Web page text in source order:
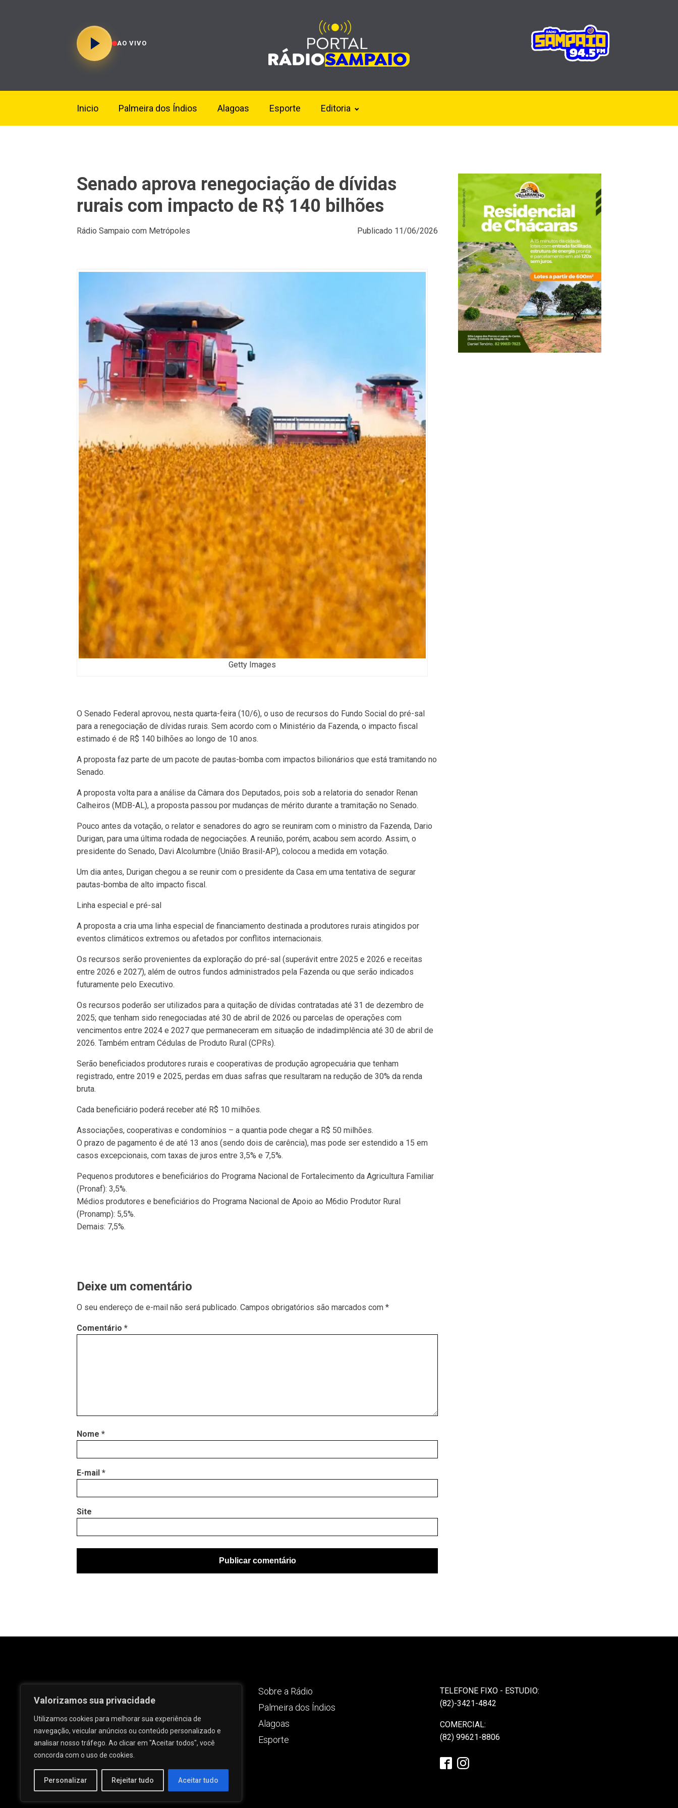
Valorizamos sua privacidade
Utilizamos cookies para melhorar sua experiência de
navegação, veicular anúncios ou conteúdo personalizado e
analisar nosso tráfego. Ao clicar em "Aceitar todos", você
concorda com o uso de cookies.
Personalizar Rejeitar tudo Aceitar tudo
AO VIVO
Inicio Palmeira dos Índios Alagoas Esporte Editoria
Senado aprova renegociação de dívidas
rurais com impacto de R$ 140 bilhões
Rádio Sampaio com Metrópoles Publicado 11/06/2026
Getty Images
O Senado Federal aprovou, nesta quarta-feira (10/6), o uso de recursos do Fundo Social do pré-sal
para a renegociação de dívidas rurais. Sem acordo com o Ministério da Fazenda, o impacto fiscal
estimado é de R$ 140 bilhões ao longo de 10 anos.
A proposta faz parte de um pacote de pautas-bomba com impactos bilionários que está tramitando no
Senado.
A proposta volta para a análise da Câmara dos Deputados, pois sob a relatoria do senador Renan
Calheiros (MDB-AL), a proposta passou por mudanças de mérito durante a tramitação no Senado.
Pouco antes da votação, o relator e senadores do agro se reuniram com o ministro da Fazenda, Dario
Durigan, para uma última rodada de negociações. A reunião, porém, acabou sem acordo. Assim, o
presidente do Senado, Davi Alcolumbre (União Brasil-AP), colocou a medida em votação.
Um dia antes, Durigan chegou a se reunir com o presidente da Casa em uma tentativa de segurar
pautas-bomba de alto impacto fiscal.
Linha especial e pré-sal
A proposta a cria uma linha especial de financiamento destinada a produtores rurais atingidos por
eventos climáticos extremos ou afetados por conflitos internacionais.
Os recursos serão provenientes da exploração do pré-sal (superávit entre 2025 e 2026 e receitas
entre 2026 e 2027), além de outros fundos administrados pela Fazenda ou que serão indicados
futuramente pelo Executivo.
Os recursos poderão ser utilizados para a quitação de dívidas contratadas até 31 de dezembro de
2025; que tenham sido renegociadas até 30 de abril de 2026 ou parcelas de operações com
vencimentos entre 2024 e 2027 que permaneceram em situação de indadimplência até 30 de abril de
2026. Também entram Cédulas de Produto Rural (CPRs).
Serão beneficiados produtores rurais e cooperativas de produção agropecuária que tenham
registrado, entre 2019 e 2025, perdas em duas safras que resultaram na redução de 30% da renda
bruta.
Cada beneficiário poderá receber até R$ 10 milhões.
Associações, cooperativas e condomínios – a quantia pode chegar a R$ 50 milhões.
O prazo de pagamento é de até 13 anos (sendo dois de carência), mas pode ser estendido a 15 em
casos excepcionais, com taxas de juros entre 3,5% e 7,5%.
Pequenos produtores e beneficiários do Programa Nacional de Fortalecimento da Agricultura Familiar
(Pronaf): 3,5%.
Médios produtores e beneficiários do Programa Nacional de Apoio ao M6dio Produtor Rural
(Pronamp): 5,5%.
Demais: 7,5%.
Deixe um comentário
O seu endereço de e-mail não será publicado. Campos obrigatórios são marcados com *
Comentário *
Nome *
E-mail *
Site
Rua José e Maria Passos, nº 25 - Centro -
Palmeira dos Índios - AL.
Sobre a Rádio
Palmeira dos Índios
Alagoas
Esporte
TELEFONE FIXO - ESTUDIO:
(82)-3421-4842
COMERCIAL:
(82) 99621-8806